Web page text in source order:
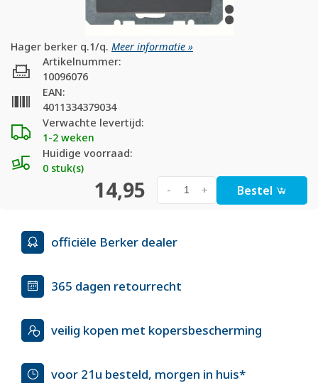
Hager berker q.1/q. Meer informatie »
Verwachte levertijd:
1-2 weken
Huidige voorraad:
0 stuk(s)
Artikelnummer:
10096076
EAN:
4011334379034
14,95 +
- Bestel
officiële Berker dealer
365 dagen retourrecht
veilig kopen met kopersbescherming
voor 21u besteld, morgen in huis*